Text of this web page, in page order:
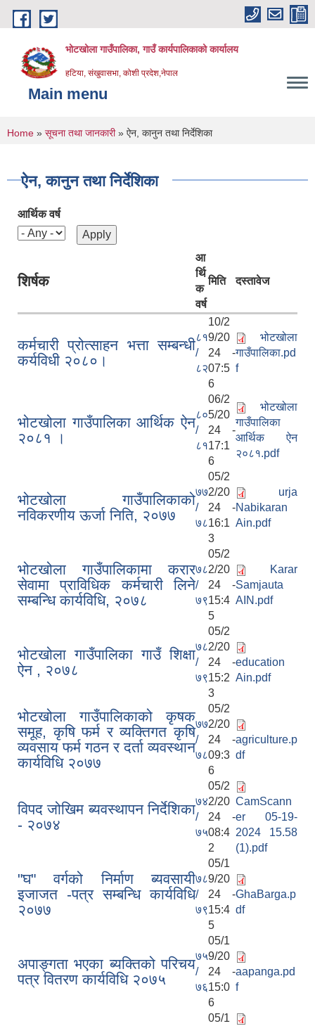
Skip to main content
भोटखोला गाउँपालिका, गाउँ कार्यपालिकाको कार्यालय
हटिया, संखुवासभा, कोशी प्रदेश,नेपाल
Main menu
You are here
Home » सूचना तथा जानकारी» ऐन, कानुन तथा निर्देशिका
ऐन, कानुन तथा निर्देशिका
आर्थिक वर्ष
शिर्षक
आ
र्थि
क
वर्ष
मिति दस्तावेज
कर्मचारी प्रोत्साहन भत्ता सम्बन्धी
कर्यविधी २०८०।
८१
/
८२
10/2
9/20
24 -
07:5
6
भोटखोला
गाउँपालिका.pd
f
भोटखोला गाउँपालिका आर्थिक ऐन
२०८१ ।
८०
/
८१
06/2
5/20
24 -
17:1
6
भोटखोला
गाउँपालिका
आर्थिक ऐन
२०८१.pdf
भोटखोला गाउँपालिकाको
नविकरणीय ऊर्जा निति, २०७७
७७
/
७८
05/2
2/20
24 -
16:1
3
urja
Nabikaran
Ain.pdf
भोटखोला गाउँपालिकामा करार
सेवामा प्राविधिक कर्मचारी लिने
सम्बन्धि कार्यविधि, २०७८
७८
/
७९
05/2
2/20
24 -
15:4
5
Karar
Samjauta
AIN.pdf
भोटखोला गाउँपालिका गाउँ शिक्षा
ऐन , २०७८
७८
/
७९
05/2
2/20
24 -
15:2
3
education
Ain.pdf
भोटखोला गाउँपालिकाको कृषक
समूह, कृषि फर्म र व्यक्तिगत कृषि
व्यवसाय फर्म गठन र दर्ता व्यवस्थान
कार्यविधि २०७७
७७
/
७८
05/2
2/20
24 -
09:3
6
agriculture.p
df
विपद जोखिम ब्यवस्थापन निर्देशिका
- २०७४
७४
/
७५
05/2
2/20
24 -
08:4
2
CamScann
er 05-19-
2024 15.58
(1).pdf
"घ" वर्गको निर्माण ब्यवसायी
इजाजत -पत्र सम्बन्धि कार्यविधि
२०७७
७८
/
७९
05/1
9/20
24 -
15:4
5
GhaBarga.p
df
अपाङ्गता भएका ब्यक्तिको परिचय
पत्र वितरण कार्यविधि २०७५
७५
/
७६
05/1
9/20
24 -
15:0
6
aapanga.pd
f
05/1